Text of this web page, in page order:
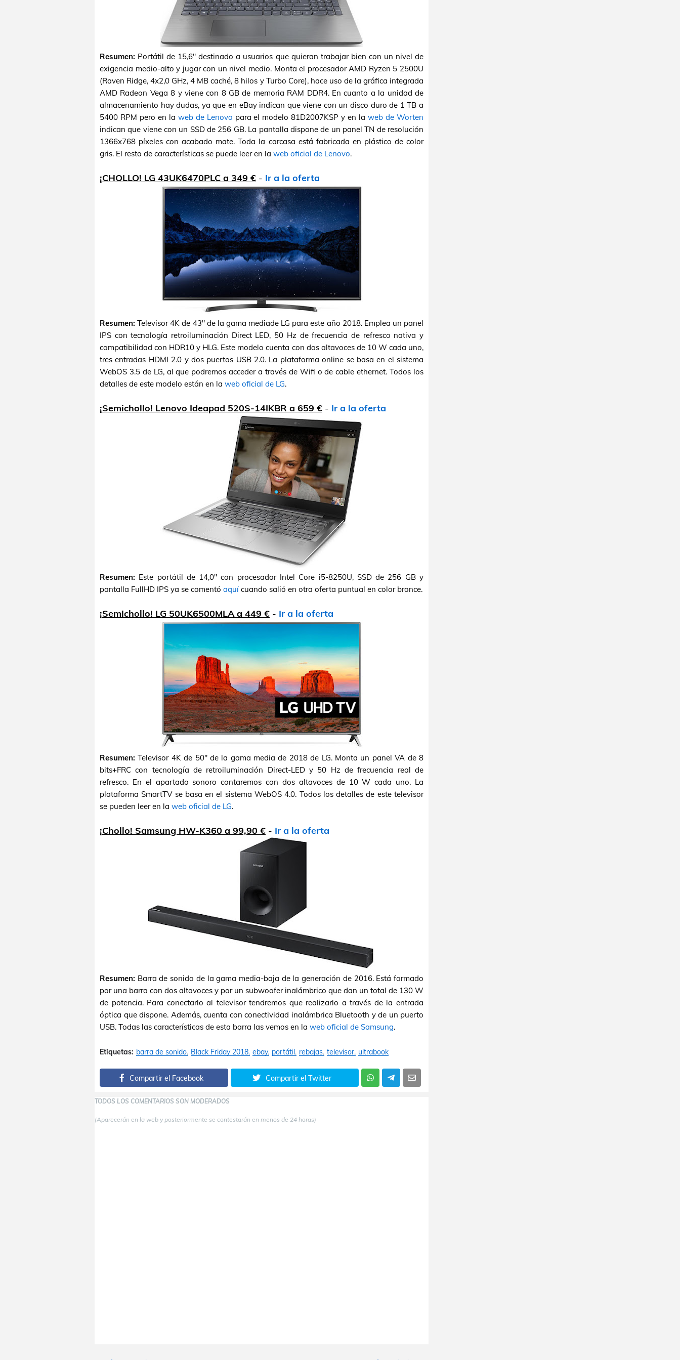
Resumen: Portátil de 15,6" destinado a usuarios que quieran trabajar bien con un nivel de
exigencia medio-alto y jugar con un nivel medio. Monta el procesador AMD Ryzen 5 2500U
(Raven Ridge, 4x2,0 GHz, 4 MB caché, 8 hilos y Turbo Core), hace uso de la gráfica integrada
AMD Radeon Vega 8 y viene con 8 GB de memoria RAM DDR4. En cuanto a la unidad de
almacenamiento hay dudas, ya que en eBay indican que viene con un disco duro de 1 TB a
5400 RPM pero en la web de Lenovo para el modelo 81D2007KSP y en laweb de Worten
indican que viene con un SSD de 256 GB. La pantalla dispone de un panel TN de resolución
1366x768 píxeles con acabado mate. Toda la carcasa está fabricada en plástico de color
gris. El resto de características se puede leer en la web oficial de Lenovo.
¡CHOLLO! LG 43UK6470PLC a 349 € - Ir a la oferta
Resumen: Televisor 4K de 43" de la gama mediade LG para este año 2018. Emplea un panel
IPS con tecnología retroiluminación Direct LED, 50 Hz de frecuencia de refresco nativa y
compatibilidad con HDR10 y HLG. Este modelo cuenta con dos altavoces de 10 W cada uno,
tres entradas HDMI 2.0 y dos puertos USB 2.0. La plataforma online se basa en el sistema
WebOS 3.5 de LG, al que podremos acceder a través de Wifi o de cable ethernet. Todos los
detalles de este modelo están en la web oficial de LG.
¡Semichollo! Lenovo Ideapad 520S-14IKBR a 659 € - Ir a la oferta
Resumen: Este portátil de 14,0" con procesador Intel Core i5-8250U, SSD de 256 GB y
pantalla FullHD IPS ya se comentó aquí cuando salió en otra oferta puntual en color bronce.
¡Semichollo! LG 50UK6500MLA a 449 € - Ir a la oferta
Resumen: Televisor 4K de 50" de la gama media de 2018 de LG. Monta un panel VA de 8
bits+FRC con tecnología de retroiluminación Direct-LED y 50 Hz de frecuencia real de
refresco. En el apartado sonoro contaremos con dos altavoces de 10 W cada uno. La
plataforma SmartTV se basa en el sistema WebOS 4.0. Todos los detalles de este televisor
se pueden leer en la web oficial de LG.
¡Chollo! Samsung HW-K360 a 99,90 € - Ir a la oferta
Resumen: Barra de sonido de la gama media-baja de la generación de 2016. Está formado
por una barra con dos altavoces y por un subwoofer inalámbrico que dan un total de 130 W
de potencia. Para conectarlo al televisor tendremos que realizarlo a través de la entrada
óptica que dispone. Además, cuenta con conectividad inalámbrica Bluetooth y de un puerto
USB. Todas las características de esta barra las vemos en la web oficial de Samsung.
Etiquetas: barra de sonido Black Friday 2018 ebay portátil rebajas televisor ultrabook
Compartir el Facebook Compartir el Twitter
TODOS LOS COMENTARIOS SON MODERADOS
(Aparecerán en la web y posteriormente se contestarán en menos de 24 horas)